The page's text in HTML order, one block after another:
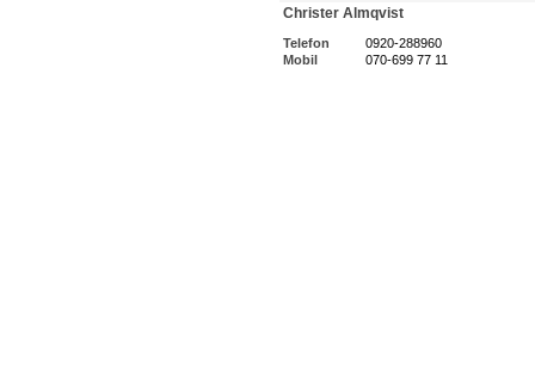
Christer Almqvist
Telefon
0920-288960
Mobil
070-699 77 11